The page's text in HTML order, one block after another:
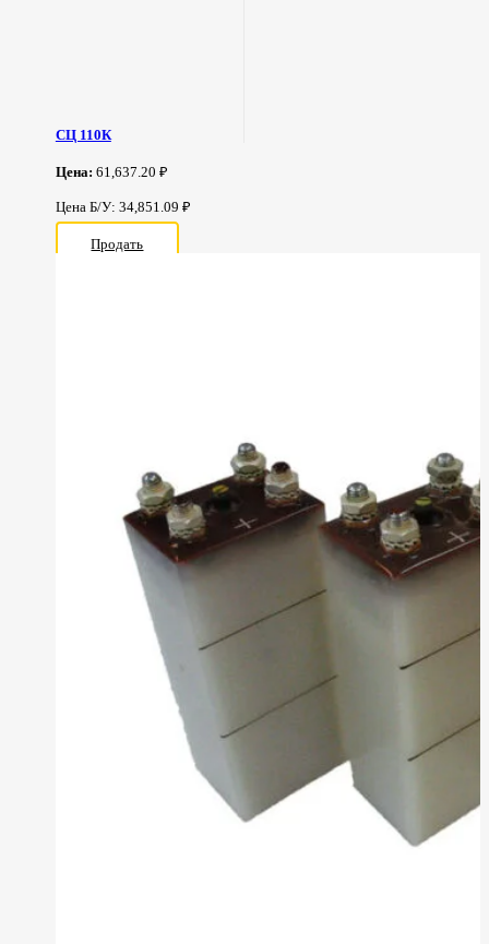
СЦ 110К
Цена: 61,637.20 ₽
Цена Б/У: 34,851.09 ₽
Продать